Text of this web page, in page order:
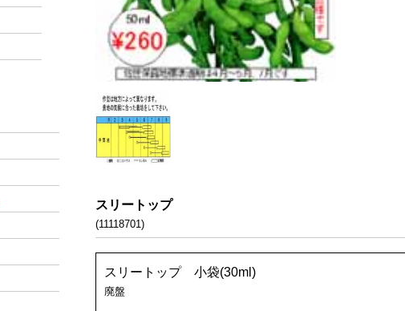
スリートップ
(11118701)
スリートップ 小袋(30ml)
廃盤